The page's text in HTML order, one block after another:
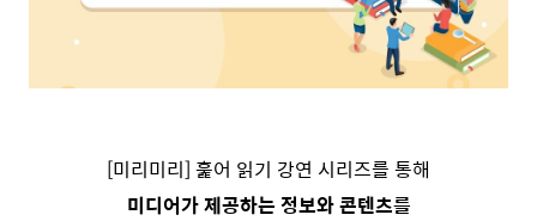
[미리미리] 훑어 읽기 강연 시리즈를 통해
미디어가 제공하는 정보와 콘텐츠를